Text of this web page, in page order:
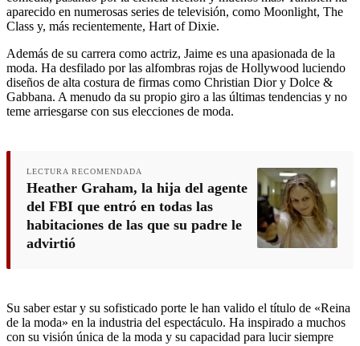
aparecido en numerosas series de televisión, como Moonlight, The
Class y, más recientemente, Hart of Dixie.
Además de su carrera como actriz, Jaime es una apasionada de la
moda. Ha desfilado por las alfombras rojas de Hollywood luciendo
diseños de alta costura de firmas como Christian Dior y Dolce &
Gabbana. A menudo da su propio giro a las últimas tendencias y no
teme arriesgarse con sus elecciones de moda.
LECTURA RECOMENDADA
Heather Graham, la hija del agente
del FBI que entró en todas las
habitaciones de las que su padre le
advirtió
Su saber estar y su sofisticado porte le han valido el título de «Reina
de la moda» en la industria del espectáculo. Ha inspirado a muchos
con su visión única de la moda y su capacidad para lucir siempre